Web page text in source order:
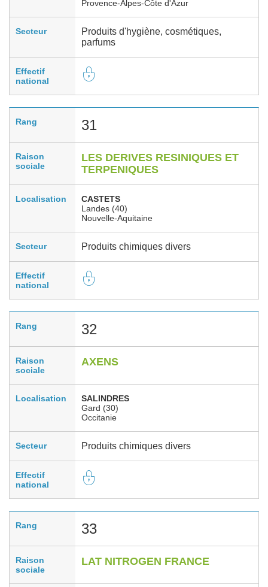
Provence-Alpes-Côte d'Azur
Secteur
Produits d'hygiène, cosmétiques,
parfums
Effectif
national
Rang 31
Raison
sociale
LES DERIVES RESINIQUES ET
TERPENIQUES
Localisation
CASTETS
Landes (40)
Nouvelle-Aquitaine
Secteur Produits chimiques divers
Effectif
national
Rang 32
Raison
sociale
AXENS
Localisation
SALINDRES
Gard (30)
Occitanie
Secteur Produits chimiques divers
Effectif
national
Rang 33
Raison
sociale
LAT NITROGEN FRANCE